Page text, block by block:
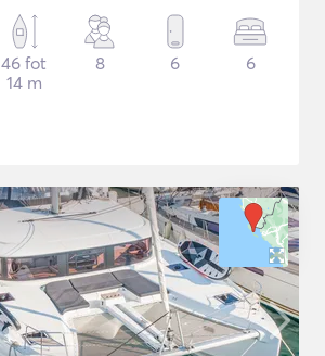
46 fot
14 m
8 6 6